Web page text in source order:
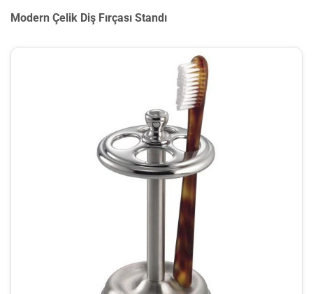
Modern Çelik Diş Fırçası Standı